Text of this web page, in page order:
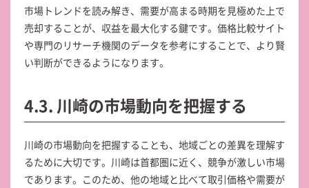
市場トレンドを読み解き、需要が高まる時期を見極めた上で
売却することが、収益を最大化する鍵です。価格比較サイト
や専門のリサーチ機関のデータを参考にすることで、より賢
い判断ができるようになります。
4.3. 川崎の市場動向を把握する
川崎の市場動向を把握することも、地域ごとの差異を理解す
るために大切です。川崎は首都圏に近く、競争が激しい市場
であります。このため、他の地域と比べて取引価格や需要が